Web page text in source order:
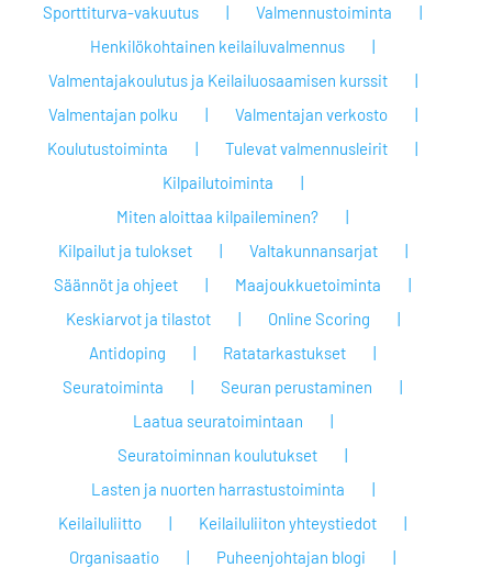
Sporttiturva-vakuutus
Valmennustoiminta
Henkilökohtainen keilailuvalmennus
Valmentajakoulutus ja Keilailuosaamisen kurssit
Valmentajan polku
Valmentajan verkosto
Koulutustoiminta
Tulevat valmennusleirit
Kilpailutoiminta
Miten aloittaa kilpaileminen?
Kilpailut ja tulokset
Valtakunnansarjat
Säännöt ja ohjeet
Maajoukkuetoiminta
Keskiarvot ja tilastot
Online Scoring
Antidoping
Ratatarkastukset
Seuratoiminta
Seuran perustaminen
Laatua seuratoimintaan
Seuratoiminnan koulutukset
Lasten ja nuorten harrastustoiminta
Keilailuliitto
Keilailuliiton yhteystiedot
Organisaatio
Puheenjohtajan blogi